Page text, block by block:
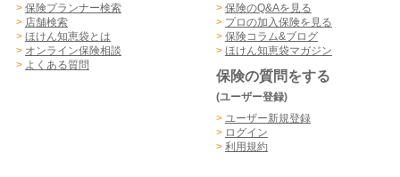
> 保険プランナー検索
> 店舗検索
> ほけん知恵袋とは
> オンライン保険相談
> よくある質問
> 保険のQ&Aを見る
> プロの加入保険を見る
> 保険コラム&ブログ
> ほけん知恵袋マガジン
保険の質問をする
(ユーザー登録)
> ユーザー新規登録
> ログイン
> 利用規約